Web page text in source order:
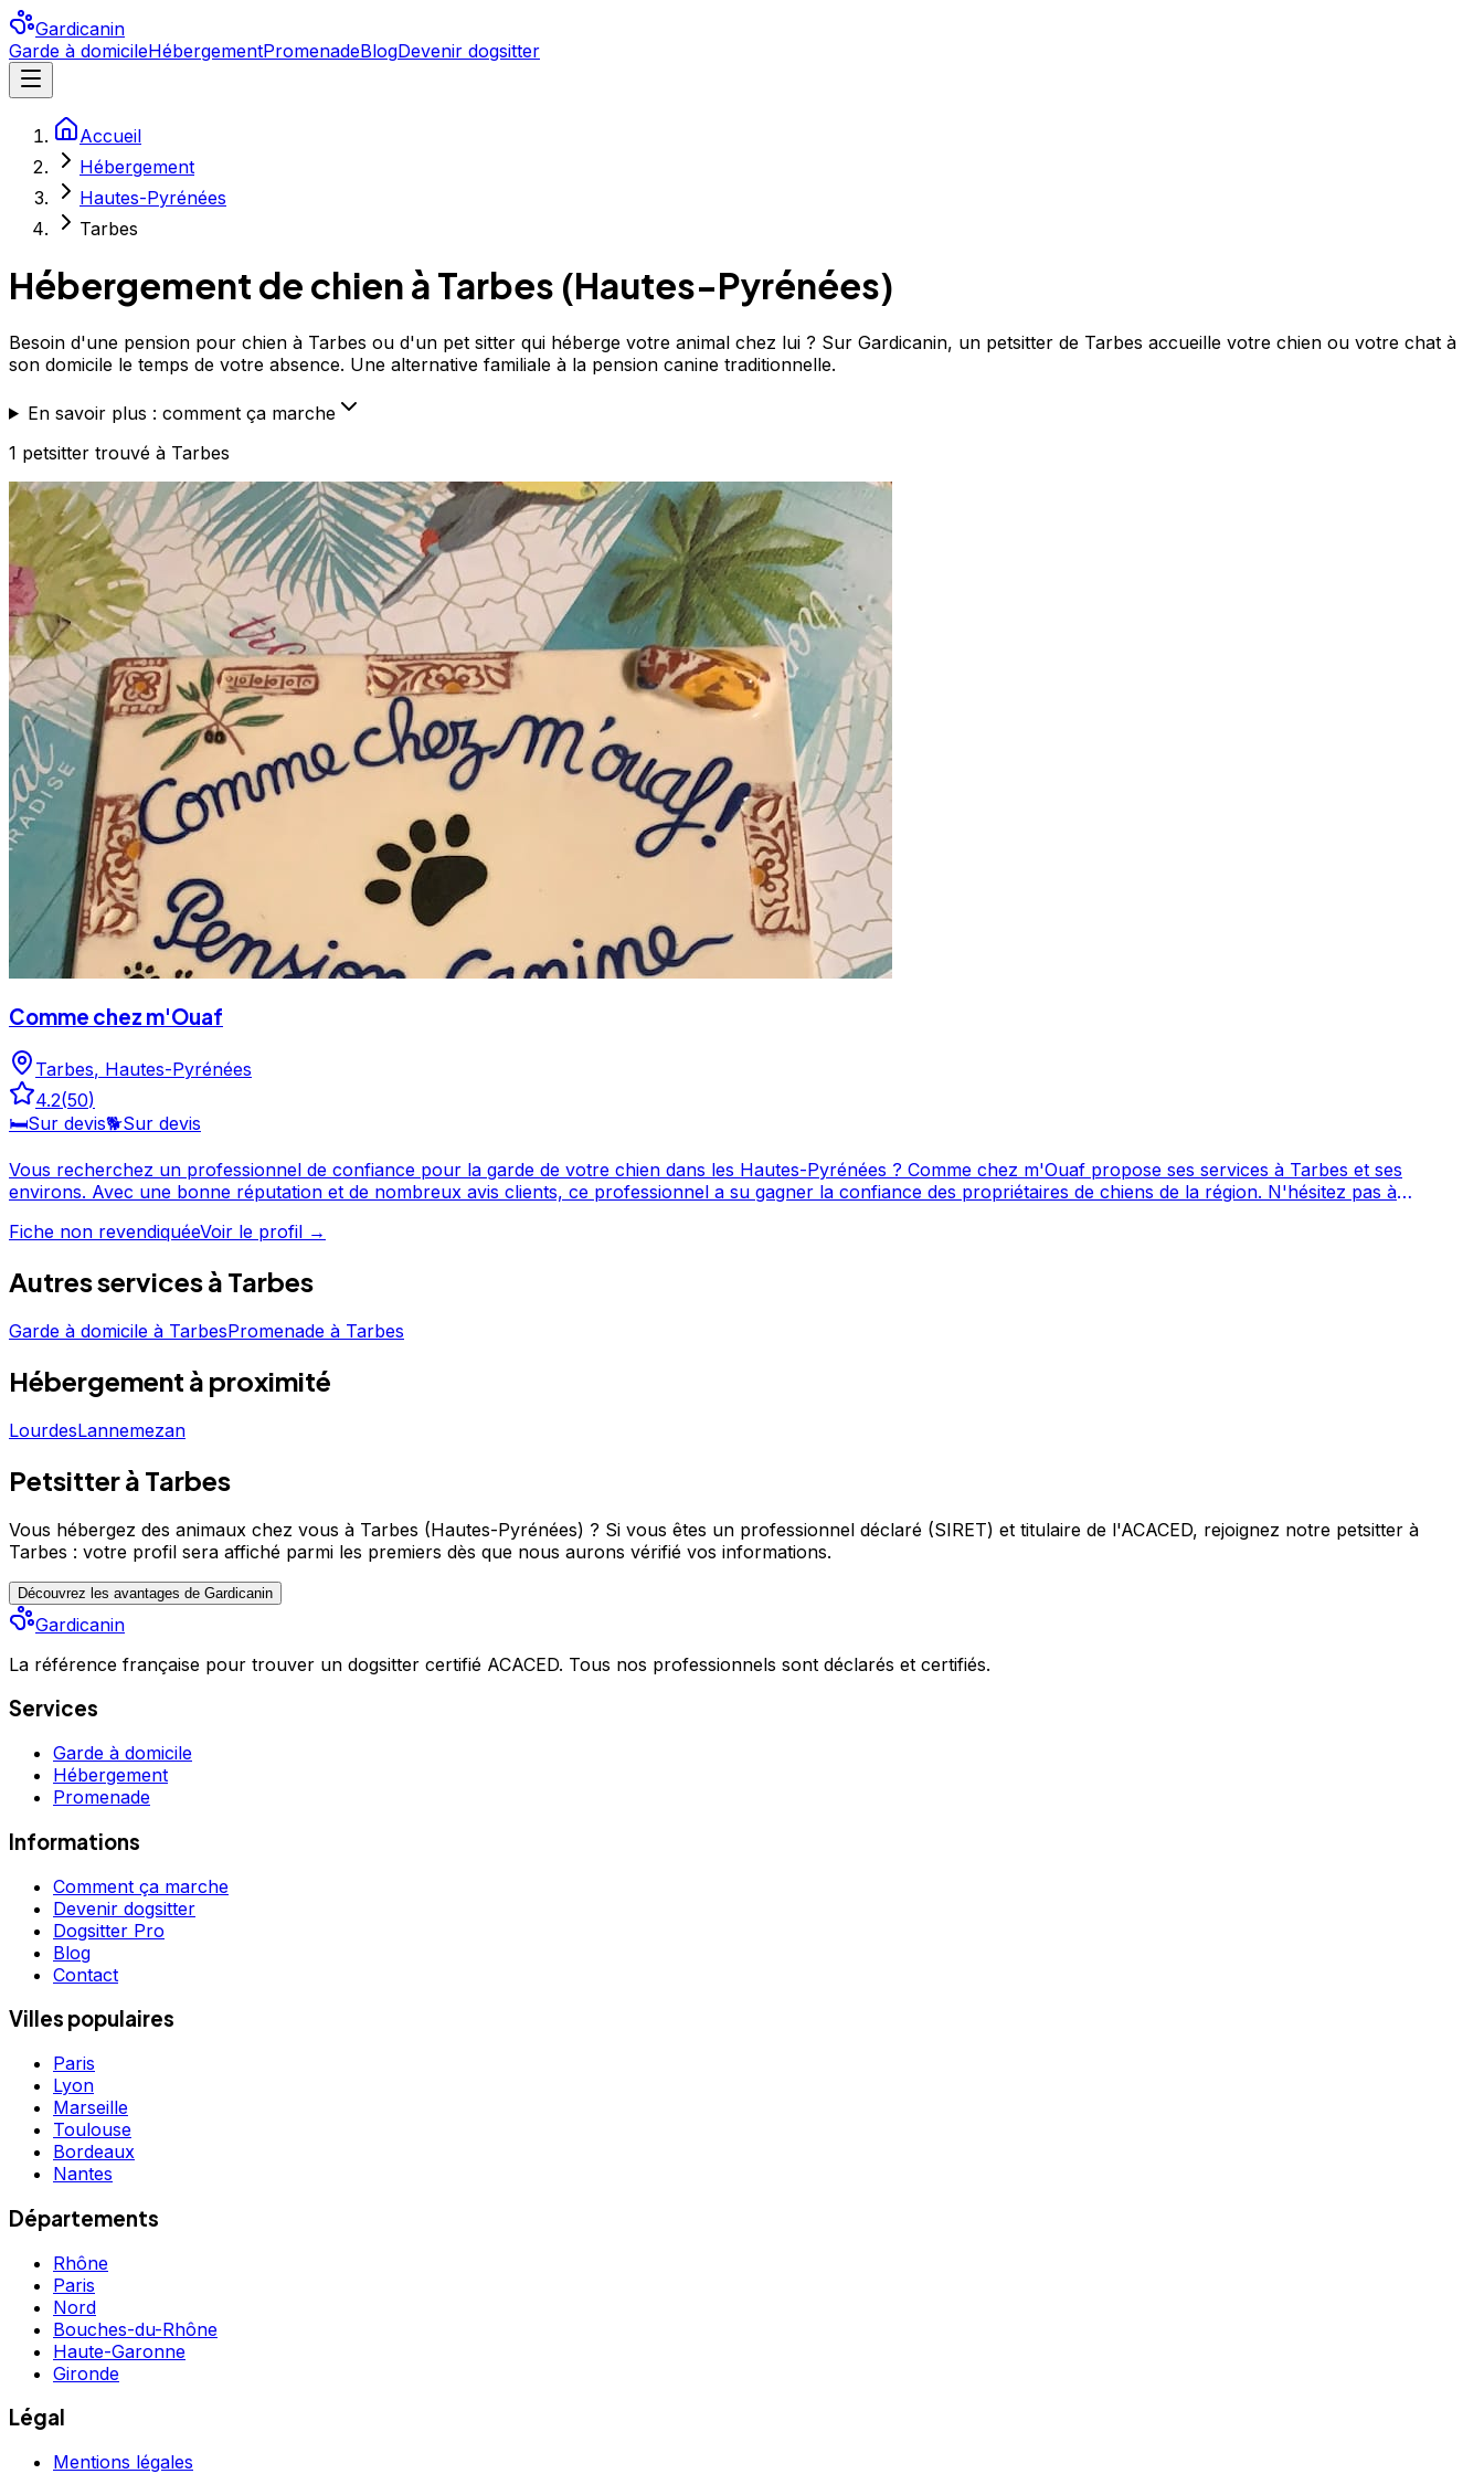
Gardicanin
Garde à domicileHébergementPromenadeBlogDevenir dogsitter
Accueil
Hébergement
Hautes-Pyrénées
Tarbes
Hébergement de chien à Tarbes (Hautes-Pyrénées)
Besoin d'une pension pour chien à Tarbes ou d'un pet sitter qui héberge votre animal chez lui ? Sur Gardicanin, un petsitter de Tarbes accueille votre chien ou votre chat à
son domicile le temps de votre absence. Une alternative familiale à la pension canine traditionnelle.
En savoir plus : comment ça marche
1 petsitter trouvé à Tarbes
Comme chez m'Ouaf
Tarbes, Hautes-Pyrénées
4.2(50)
🛏️Sur devis🐕Sur devis
Vous recherchez un professionnel de confiance pour la garde de votre chien dans les Hautes-Pyrénées ? Comme chez m'Ouaf propose ses services à Tarbes et ses
environs. Avec une bonne réputation et de nombreux avis clients, ce professionnel a su gagner la confiance des propriétaires de chiens de la région. N'hésitez pas à
50 avis.
Fiche non revendiquéeVoir le profil →
Autres services à Tarbes
Garde à domicile à TarbesPromenade à Tarbes
Hébergement à proximité
LourdesLannemezan
Petsitter à Tarbes
Vous hébergez des animaux chez vous à Tarbes (Hautes-Pyrénées) ? Si vous êtes un professionnel déclaré (SIRET) et titulaire de l'ACACED, rejoignez notre petsitter à
Tarbes : votre profil sera affiché parmi les premiers dès que nous aurons vérifié vos informations.
Découvrez les avantages de Gardicanin
Gardicanin
La référence française pour trouver un dogsitter certifié ACACED. Tous nos professionnels sont déclarés et certifiés.
Services
Garde à domicile
Hébergement
Promenade
Informations
Comment ça marche
Devenir dogsitter
Dogsitter Pro
Blog
Contact
Villes populaires
Paris
Lyon
Marseille
Toulouse
Bordeaux
Nantes
Départements
Rhône
Paris
Nord
Bouches-du-Rhône
Haute-Garonne
Gironde
Légal
Mentions légales